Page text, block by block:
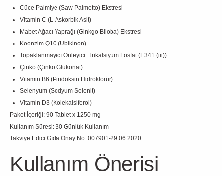
Cüce Palmiye (Saw Palmetto) Ekstresi
Vitamin C (L-Askorbik Asit)
Mabet Ağacı Yaprağı (Ginkgo Biloba) Ekstresi
Koenzim Q10 (Ubikinon)
Topaklanmayıcı Önleyici: Trikalsiyum Fosfat (E341 (iii))
Çinko (Çinko Glukonat)
Vitamin B6 (Piridoksin Hidroklorür)
Selenyum (Sodyum Selenit)
Vitamin D3 (Kolekalsiferol)
Paket İçeriği: 90 Tablet x 1250 mg
Kullanım Süresi: 30 Günlük Kullanım
Takviye Edici Gıda Onay No: 007901-29.06.2020
Kullanım Önerisi